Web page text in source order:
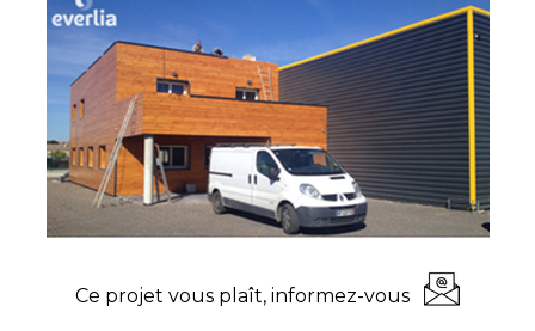
Ce projet vous plaît, informez-vous